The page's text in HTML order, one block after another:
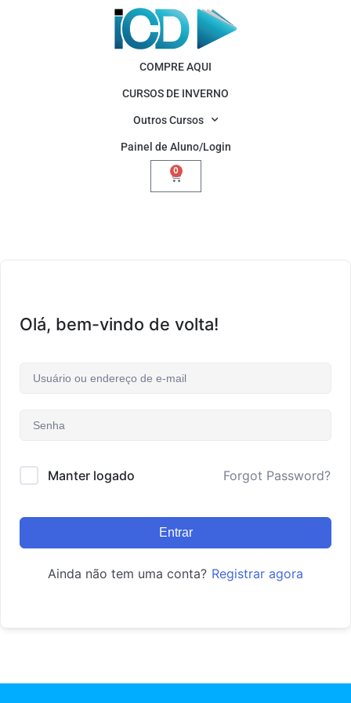
COMPRE AQUI
CURSOS DE INVERNO
Outros Cursos
Painel de Aluno/Login
0
Olá, bem-vindo de volta!
Manter logado Forgot Password?
Entrar
Ainda não tem uma conta? Registrar agora